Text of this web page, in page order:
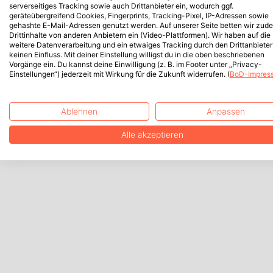
serverseitiges Tracking sowie auch Drittanbieter ein, wodurch ggf.
geräteübergreifend Cookies, Fingerprints, Tracking-Pixel, IP-Adressen sowie
gehashte E-Mail-Adressen genutzt werden. Auf unserer Seite betten wir
Drittinhalte von anderen Anbietern ein (Video-Plattformen). Wir haben auf die
weitere Datenverarbeitung und ein etwaiges Tracking durch den Drittanbieter
keinen Einfluss. Mit deiner Einstellung willigst du in die oben beschriebenen
Vorgänge ein. Du kannst deine Einwilligung (z. B. im Footer unter „Privacy-
Einstellungen“) jederzeit mit Wirkung für die Zukunft widerrufen. (BoD-
Ablehnen Anpassen
Alle akzeptieren